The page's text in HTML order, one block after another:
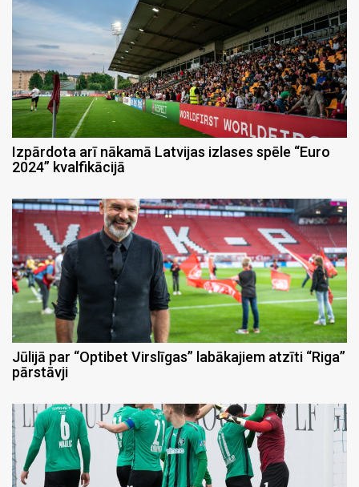
Izpārdota arī nākamā Latvijas izlases spēle “Euro
2024” kvalfikācijā
Jūlijā par “Optibet Virslīgas” labākajiem atzīti “Riga”
pārstāvji